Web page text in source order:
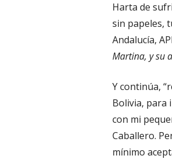
Harta de
sin papeles,
Andalucía,
Martina, y su
Y continúa,
Bolivia, para
con mi
Caballero.
mínimo